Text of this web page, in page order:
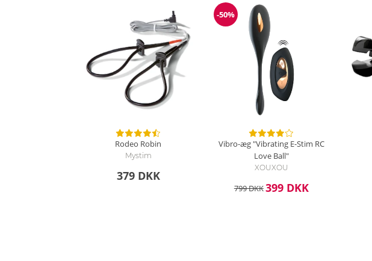
Rodeo Robin
Mystim
379 DKK
Rabat
-50%
Vibro-æg "Vibrating E-Stim RC
Love Ball"
XOUXOU
799 DKK399 DKK